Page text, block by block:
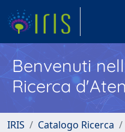
Benvenuti
Ricerca
IRIS Catalogo Ricerca